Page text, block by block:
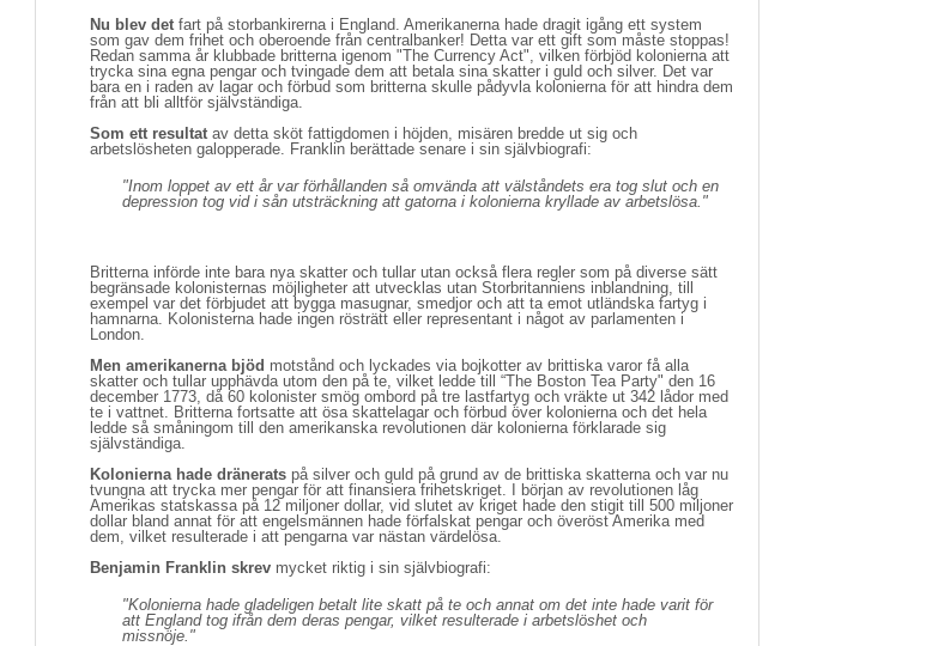
Nu blev det fart på storbankirerna i England. Amerikanerna hade dragit igång ett system
som gav dem frihet och oberoende från centralbanker! Detta var ett gift som måste stoppas!
Redan samma år klubbade britterna igenom "The Currency Act", vilken förbjöd kolonierna att
trycka sina egna pengar och tvingade dem att betala sina skatter i guld och silver. Det var
bara en i raden av lagar och förbud som britterna skulle pådyvla kolonierna för att hindra dem
från att bli alltför självständiga.
Som ett resultat av detta sköt fattigdomen i höjden, misären bredde ut sig och
arbetslösheten galopperade. Franklin berättade senare i sin självbiografi:
"Inom loppet av ett år var förhållanden så omvända att välståndets era tog slut och en
depression tog vid i sån utsträckning att gatorna i kolonierna kryllade av arbetslösa."
Britterna införde inte bara nya skatter och tullar utan också flera regler som på diverse sätt
begränsade kolonisternas möjligheter att utvecklas utan Storbritanniens inblandning, till
exempel var det förbjudet att bygga masugnar, smedjor och att ta emot utländska fartyg i
hamnarna. Kolonisterna hade ingen rösträtt eller representant i något av parlamenten i
London.
Men amerikanerna bjöd motstånd och lyckades via bojkotter av brittiska varor få alla
skatter och tullar upphävda utom den på te, vilket ledde till “The Boston Tea Party" den 16
december 1773, då 60 kolonister smög ombord på tre lastfartyg och vräkte ut 342 lådor med
te i vattnet. Britterna fortsatte att ösa skattelagar och förbud över kolonierna och det hela
ledde så småningom till den amerikanska revolutionen där kolonierna förklarade sig
självständiga.
Kolonierna hade dränerats på silver och guld på grund av de brittiska skatterna och var nu
tvungna att trycka mer pengar för att finansiera frihetskriget. I början av revolutionen låg
Amerikas statskassa på 12 miljoner dollar, vid slutet av kriget hade den stigit till 500 miljoner
dollar bland annat för att engelsmännen hade förfalskat pengar och överöst Amerika med
dem, vilket resulterade i att pengarna var nästan värdelösa.
Benjamin Franklin skrev mycket riktig i sin självbiografi:
"Kolonierna hade gladeligen betalt lite skatt på te och annat om det inte hade varit för
att England tog ifrån dem deras pengar, vilket resulterade i arbetslöshet och
missnöje."